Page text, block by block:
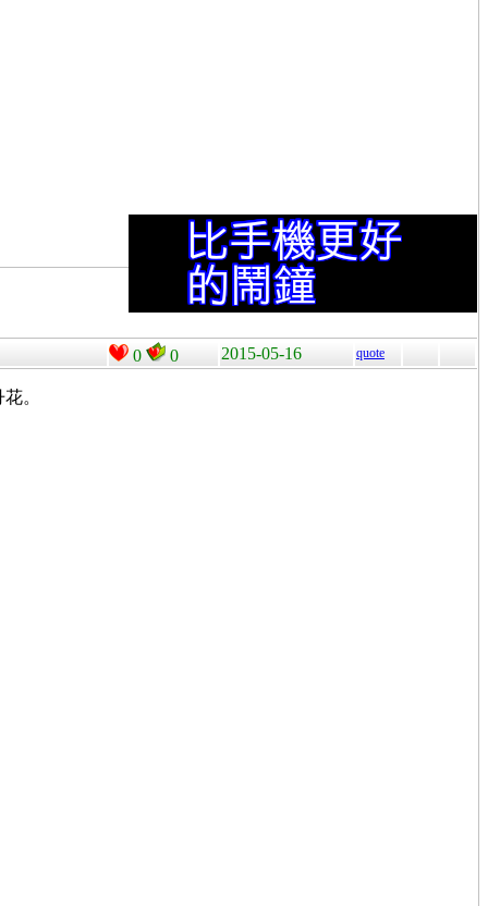
0 0 2015-05-16 quote
。